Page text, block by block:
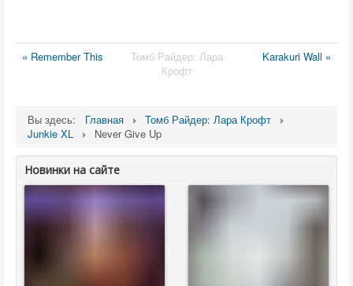
« Remember This
Томб Райдер: Лара
Крофт
Karakuri Wall »
Вы здесь: Главная
Томб Райдер: Лара Крофт
Junkie XL
Never Give Up
Новинки на сайте